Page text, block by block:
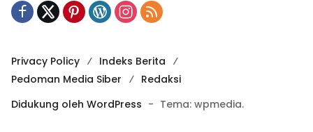
Privacy Policy
Indeks Berita
Pedoman Media Siber
Redaksi
Didukung oleh WordPress - Tema: wpmedia.